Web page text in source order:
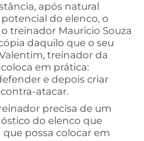
após natural
do elenco, o
treinador Mauricio Souza
daquilo que o seu
treinador da
em prática:
e depois criar
atacar.
precisa de um
do elenco que
que possa colocar em